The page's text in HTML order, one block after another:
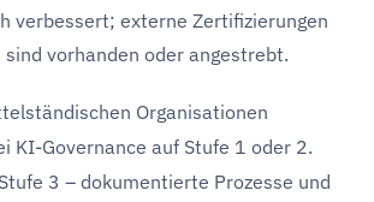
verbessert; externe Zertifizierungen
vorhanden oder angestrebt.
Organisationen
KI-Governance auf Stufe 1 oder 2.
3 – dokumentierte Prozesse und